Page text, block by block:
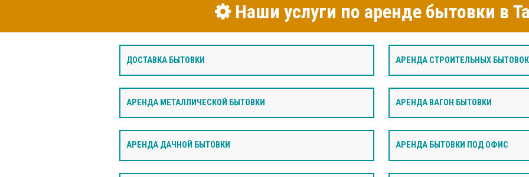
Наши услуги по аренде бытовки в
ДОСТАВКА БЫТОВКИ АРЕНДА СТРОИТЕЛЬНЫХ БЫТОВОК
АРЕНДА МЕТАЛЛИЧЕСКОЙ БЫТОВКИ АРЕНДА ВАГОН БЫТОВКИ
АРЕНДА ДАЧНОЙ БЫТОВКИ АРЕНДА БЫТОВКИ ПОД ОФИС